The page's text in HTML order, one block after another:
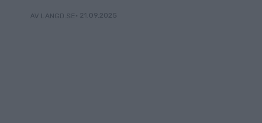
AV LANGD.SE• 21.09.2025